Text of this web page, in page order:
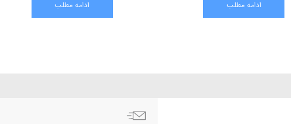
ادامه مطلب ادامه مطلب